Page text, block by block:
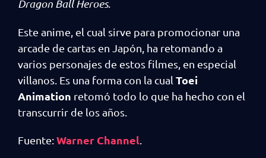
Dragon Ball Heroes.
Este anime, el cual sirve para promocionar una
arcade de cartas en Japón, ha retomando a
varios personajes de estos filmes, en especial
villanos. Es una forma con la cual Toei
Animation retomó todo lo que ha hecho con el
transcurrir de los años.
Fuente:Warner Channel